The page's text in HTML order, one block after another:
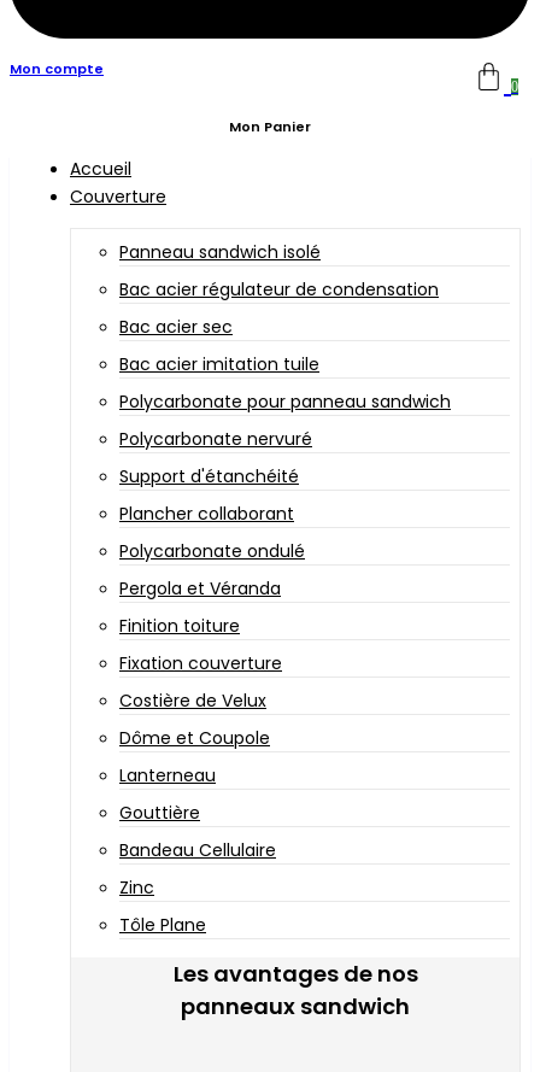
Mon compte
0
Mon Panier
Accueil
Couverture
Panneau sandwich isolé
Bac acier régulateur de condensation
Bac acier sec
Bac acier imitation tuile
Polycarbonate pour panneau sandwich
Polycarbonate nervuré
Support d'étanchéité
Plancher collaborant
Polycarbonate ondulé
Pergola et Véranda
Finition toiture
Fixation couverture
Costière de Velux
Dôme et Coupole
Lanterneau
Gouttière
Bandeau Cellulaire
Zinc
Tôle Plane
Les avantages de nos
panneaux sandwich